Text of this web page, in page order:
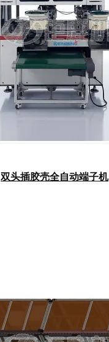
双头插胶壳全自动端子机